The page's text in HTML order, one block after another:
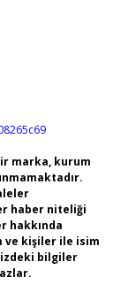
marka, kurum
haber niteliği
hakkında
ve kişiler ile isim
bilgiler